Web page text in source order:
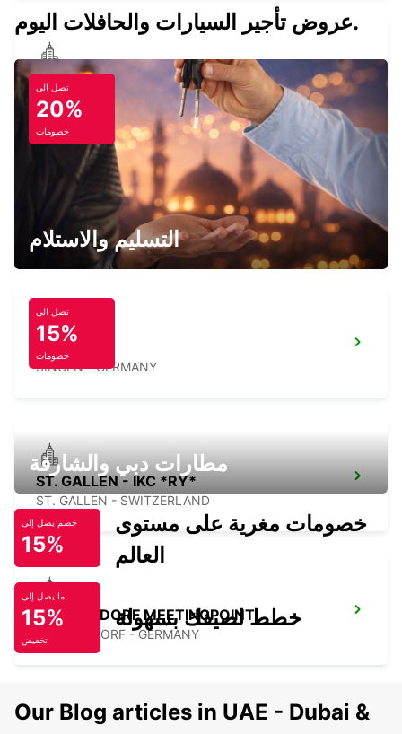
FRIEDRICHSHAFEN CITY -IKC-
FRIEDRICHSHAFEN - GERMANY
FRIEDRICHSHAFEN AP DELIVERY
FRIEDRICHSHAFEN - GERMANY
SINGEN
SINGEN - GERMANY
ST. GALLEN - IKC *RY*
ST. GALLEN - SWITZERLAND
PFULLENDORF MEETINGPOINT
PFULLENDORF - GERMANY
عروض تأجير السيارات والحافلات اليوم.
تصل الى
20%
خصومات
التسليم والاستلام
تصل الى
15%
خصومات
مطارات دبي والشارقة
خصم يصل إلى
15%
خصومات مغرية على مستوى
العالم
ما يصل إلى
15%
تخفيض
خطط لصيفك بسهولة
Our Blog articles in UAE - Dubai &